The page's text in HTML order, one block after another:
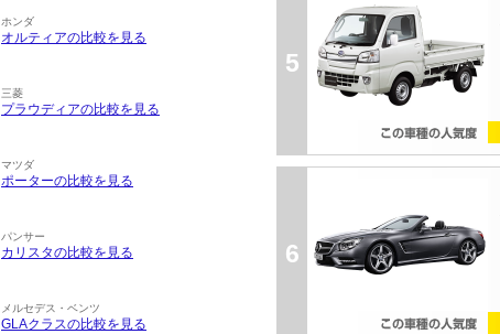
ホンダ
オルティアの比較を見る
三菱
プラウディアの比較を見る
マツダ
ポーターの比較を見る
パンサー
カリスタの比較を見る
メルセデス・ベンツ
GLAクラスの比較を見る
5
6